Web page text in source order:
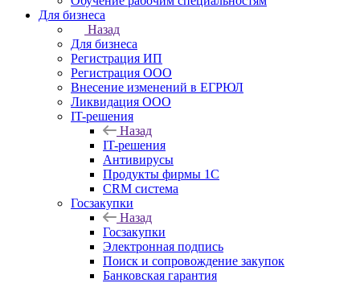
Для бизнеса
Назад
Для бизнеса
Регистрация ИП
Регистрация ООО
Внесение изменений в ЕГРЮЛ
Ликвидация ООО
IT-решения
Назад
IT-решения
Антивирусы
Продукты фирмы 1C
CRM система
Госзакупки
Назад
Госзакупки
Электронная подпись
Поиск и сопровождение закупок
Банковская гарантия